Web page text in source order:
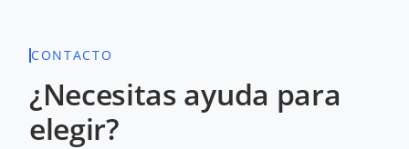
CONTACTO
¿Necesitas ayuda para
elegir?